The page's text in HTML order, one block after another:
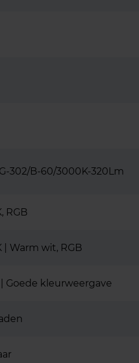
302/B-60/3000K-320Lm
RGB
| Warm wit, RGB
Goede kleurweergave